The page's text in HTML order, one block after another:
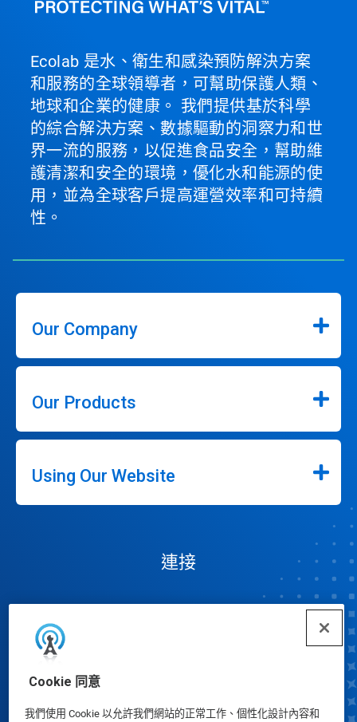
Cookie 同意
我們使用 Cookie 以允許我們網站的正常工作、個性化設計內容和
Ecolab 是水、衛生和感染預防解決方案
和服務的全球領導者，可幫助保護人類、
地球和企業的健康。 我們提供基於科學
的綜合解決方案、數據驅動的洞察力和世
界一流的服務，以促進食品安全，幫助維
護清潔和安全的環境，優化水和能源的使
用，並為全球客戶提高運營效率和可持續
性。
Our Company
Our Products
Using Our Website
連接